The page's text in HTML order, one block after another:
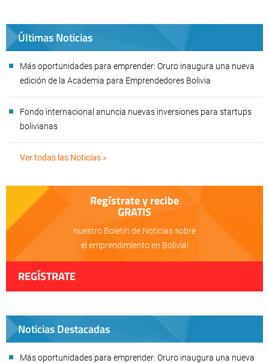
Últimas Noticias
Más oportunidades para emprender: Oruro inaugura una nueva
edición de la Academia para Emprendedores Bolivia
Fondo internacional anuncia nuevas inversiones para startups
bolivianas
Ver todas las Noticias »
Regístrate y recibe
GRATIS
nuestro Boletín de Noticias sobre
el emprendimiento en Bolivia!
REGÍSTRATE
Noticias Destacadas
Más oportunidades para emprender: Oruro inaugura una nueva